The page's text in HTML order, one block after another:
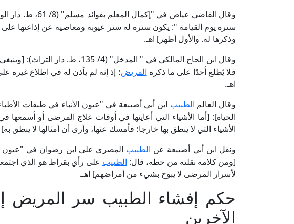
وقال القاضي عياض في
ستره يوم القيامة ": يكون ستره له ستر عيوبه ومعاصيه عن إذاعتها
وذكرها له. والأول أظهر] اهـ.
وقال ابن الحاج المالكي في " المدخل" (4/ 135، ط. دار التراث): [وينبغي أن يكون
فلا يُطلع أحدًا على ما ذكره المريض؛ إذ إنه لم يأذن له في اطلاع غيره
اهـ.
وقال العالم الطبيب
الحياة]: [أما الأشياء التي أعاينها في أوقات علاج المرضى أو
الأشياء التي لا ينطق بها خارجا؛ فأمسك عنها، وأرى أن أمثالها لا ينطق به]
ونقل ابن أبي أصيبعة عن الطبيب
[ومن كلامه نقلته من خطه، قال: الطبيب على رأي بقراط هو الذي
لأسرار المرضى لا يبوح بشيء من أمراضهم] اهـ.
حكم إفشاء الطبيب سر المريض
الآخرين